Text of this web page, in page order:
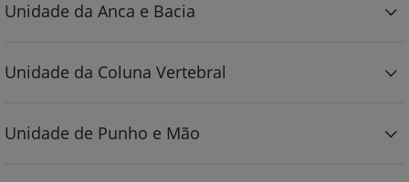
Unidade da Anca e Bacia
Unidade da Coluna Vertebral
Unidade de Punho e Mão